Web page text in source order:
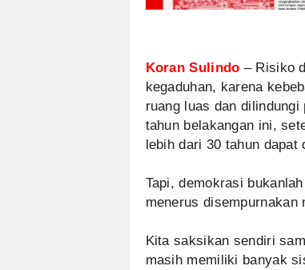
Koran Sulindo – Risiko
kegaduhan, karena
ruang luas dan
tahun belakangan ini,
lebih dari 30 tahun dapat
Tapi, demokrasi
menerus disempurnakan
Kita saksikan sendiri
masih memiliki banyak